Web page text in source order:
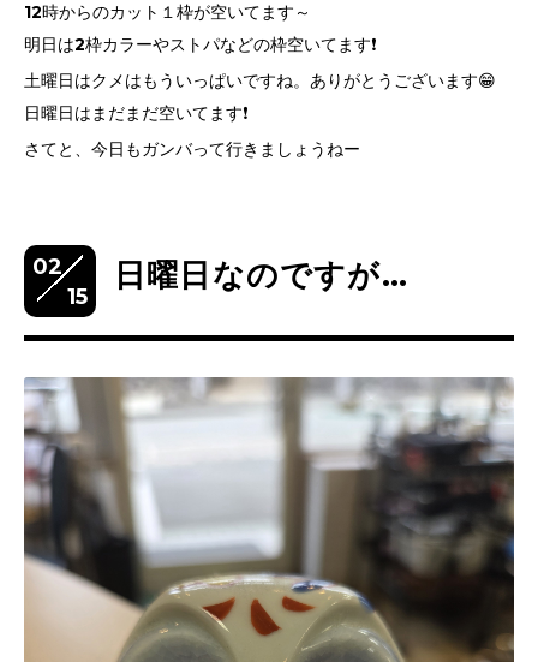
12時からのカット１枠が空いてます～
明日は2枠カラーやストパなどの枠空いてます❗
土曜日はクメはもういっぱいですね。ありがとうございます😁
日曜日はまだまだ空いてます❗
さてと、今日もガンバって行きましょうねー
02
15
日曜日なのですが…